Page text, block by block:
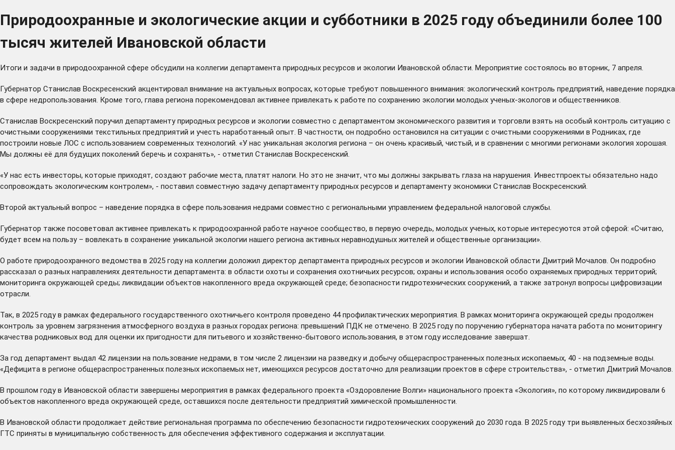
Природоохранные и экологические акции и субботники в 2025 году объединили более 100
тысяч жителей Ивановской области
Итоги и задачи в природоохранной сфере обсудили на коллегии департамента природных ресурсов и экологии Ивановской области. Мероприятие состоялось во вторник, 7 апреля.
Губернатор Станислав Воскресенский акцентировал внимание на актуальных вопросах, которые требуют повышенного внимания: экологический контроль предприятий, наведение порядка
в сфере недропользования. Кроме того, глава региона порекомендовал активнее привлекать к работе по сохранению экологии молодых ученых-экологов и общественников.
Станислав Воскресенский поручил департаменту природных ресурсов и экологии совместно с департаментом экономического развития и торговли взять на особый контроль ситуацию с
очистными сооружениями текстильных предприятий и учесть наработанный опыт. В частности, он подробно остановился на ситуации с очистными сооружениями в Родниках, где
построили новые ЛОС с использованием современных технологий. «У нас уникальная экология региона – он очень красивый, чистый, и в сравнении с многими регионами экология хорошая.
Мы должны её для будущих поколений беречь и сохранять», - отметил Станислав Воскресенский.
«У нас есть инвесторы, которые приходят, создают рабочие места, платят налоги. Но это не значит, что мы должны закрывать глаза на нарушения. Инвестпроекты обязательно надо
сопровождать экологическим контролем», - поставил совместную задачу департаменту природных ресурсов и департаменту экономики Станислав Воскресенский.
Второй актуальный вопрос – наведение порядка в сфере пользования недрами совместно с региональными управлением федеральной налоговой службы.
Губернатор также посоветовал активнее привлекать к природоохранной работе научное сообщество, в первую очередь, молодых ученых, которые интересуются этой сферой: «Считаю,
будет всем на пользу – вовлекать в сохранение уникальной экологии нашего региона активных неравнодушных жителей и общественные организации».
О работе природоохранного ведомства в 2025 году на коллегии доложил директор департамента природных ресурсов и экологии Ивановской области Дмитрий Мочалов. Он подробно
рассказал о разных направлениях деятельности департамента: в области охоты и сохранения охотничьих ресурсов; охраны и использования особо охраняемых природных территорий;
мониторинга окружающей среды; ликвидации объектов накопленного вреда окружающей среде; безопасности гидротехнических сооружений, а также затронул вопросы цифровизации
отрасли.
Так, в 2025 году в рамках федерального государственного охотничьего контроля проведено 44 профилактических мероприятия. В рамках мониторинга окружающей среды продолжен
контроль за уровнем загрязнения атмосферного воздуха в разных городах региона: превышений ПДК не отмечено. В 2025 году по поручению губернатора начата работа по мониторингу
качества родниковых вод для оценки их пригодности для питьевого и хозяйственно-бытового использования, в этом году исследование завершат.
За год департамент выдал 42 лицензии на пользование недрами, в том числе 2 лицензии на разведку и добычу общераспространенных полезных ископаемых, 40 - на подземные воды.
«Дефицита в регионе общераспространенных полезных ископаемых нет, имеющихся ресурсов достаточно для реализации проектов в сфере строительства», - отметил Дмитрий Мочалов.
В прошлом году в Ивановской области завершены мероприятия в рамках федерального проекта «Оздоровление Волги» национального проекта «Экология», по которому ликвидировали 6
объектов накопленного вреда окружающей среде, оставшихся после деятельности предприятий химической промышленности.
В Ивановской области продолжает действие региональная программа по обеспечению безопасности гидротехнических сооружений до 2030 года. В 2025 году три выявленных бесхозяйных
ГТС приняты в муниципальную собственность для обеспечения эффективного содержания и эксплуатации.